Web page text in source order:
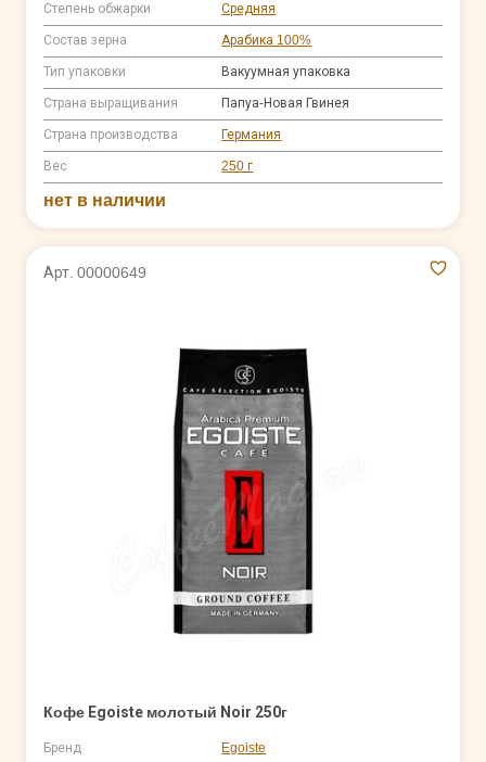
Степень обжарки Средняя
Состав зерна Арабика 100%
Тип упаковки Вакуумная упаковка
Страна выращивания Папуа-Новая Гвинея
Страна производства Германия
Вес 250 г
нет в наличии
Арт. 00000649
Кофе Egoiste молотый Noir 250г
Бренд Egoiste